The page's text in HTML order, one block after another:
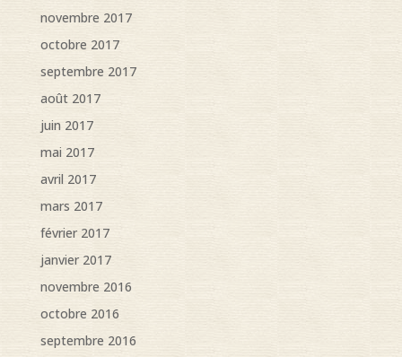
novembre 2017
octobre 2017
septembre 2017
août 2017
juin 2017
mai 2017
avril 2017
mars 2017
février 2017
janvier 2017
novembre 2016
octobre 2016
septembre 2016